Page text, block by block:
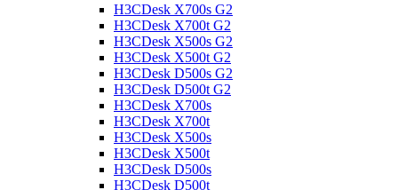
H3CDesk X700s G2
H3CDesk X700t G2
H3CDesk X500s G2
H3CDesk X500t G2
H3CDesk D500s G2
H3CDesk D500t G2
H3CDesk X700s
H3CDesk X700t
H3CDesk X500s
H3CDesk X500t
H3CDesk D500s
H3CDesk D500t